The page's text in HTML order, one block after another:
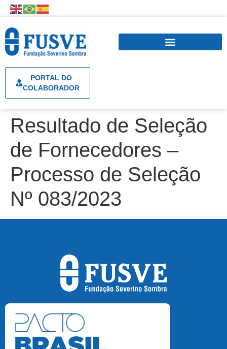
PORTAL DO
COLABORADOR
Resultado de Seleção
de Fornecedores –
Processo de Seleção
Nº 083/2023